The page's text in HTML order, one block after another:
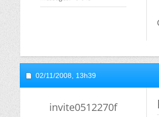
02/11/2008, 13h39
invite0512270f